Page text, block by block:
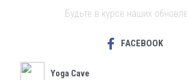
Будьте в курсе наших
FACEBOOK
Yoga Cave